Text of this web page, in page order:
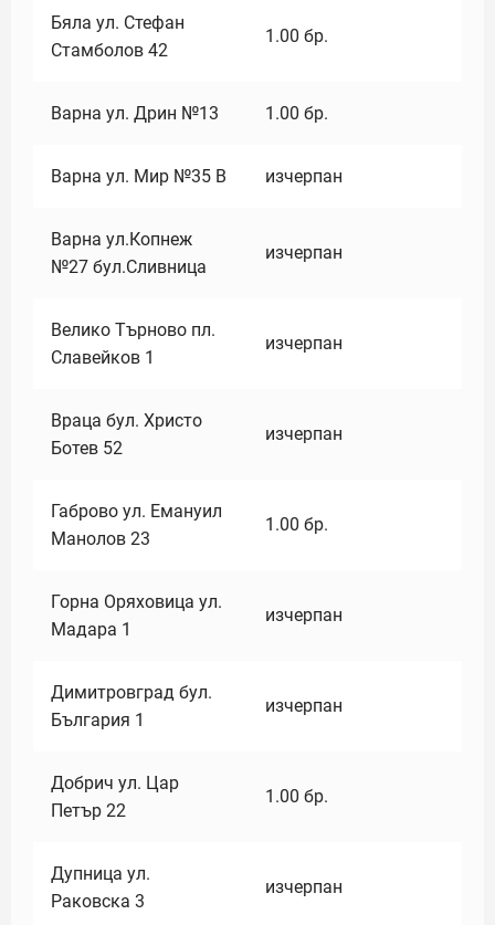
Бяла ул. Стефан
Стамболов 42
1.00 бр.
Варна ул. Дрин №13 1.00 бр.
Варна ул. Мир №35 В изчерпан
Варна ул.Копнеж
№27 бул.Сливница
изчерпан
Велико Търново пл.
Славейков 1
изчерпан
Враца бул. Христо
Ботев 52
изчерпан
Габрово ул. Емануил
Манолов 23
1.00 бр.
Горна Оряховица ул.
Мадара 1
изчерпан
Димитровград бул.
България 1
изчерпан
Добрич ул. Цар
Петър 22
1.00 бр.
Дупница ул.
Раковска 3
изчерпан